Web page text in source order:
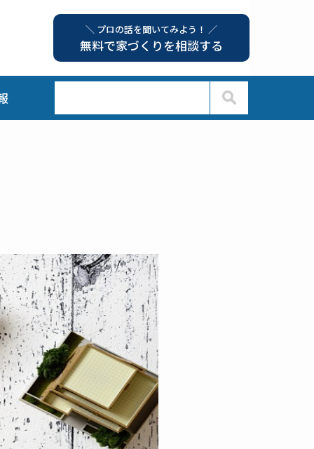
＼ プロの話を聞いてみよう！ ／
無料で家づくりを相談する